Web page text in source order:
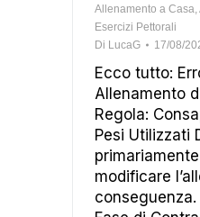
Allenamento a Casa,
Esercizi Pettorali
Di LucaG 17/08/
Ecco tutto:
Allenamento
Regola:
Pesi Utilizzati
modificare
conseguenza.